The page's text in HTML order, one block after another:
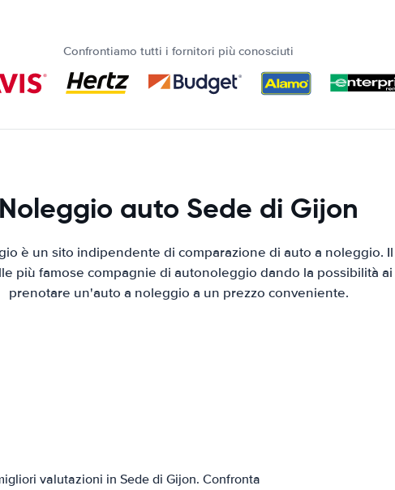
Confrontiamo tutti i fornitori più conosciuti
Noleggio auto Sede di Gijon
è un sito indipendente di comparazione di auto a noleggio.
più famose compagnie di autonoleggio dando la possibilità
prenotare un'auto a noleggio a un prezzo conveniente.
valutazioni in Sede di Gijon. Confronta